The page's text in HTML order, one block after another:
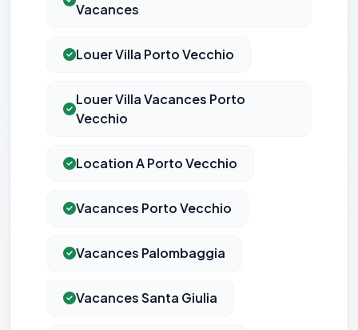
Vacances
Louer Villa Porto Vecchio
Louer Villa Vacances Porto
Vecchio
Location A Porto Vecchio
Vacances Porto Vecchio
Vacances Palombaggia
Vacances Santa Giulia